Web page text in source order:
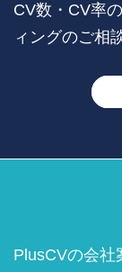
CV数・CV率
ィングのご相
PlusCVの会社